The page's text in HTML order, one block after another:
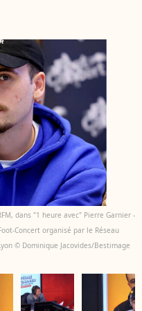
dans "1 heure avec" Pierre Garnier -
Concert organisé par le Réseau
© Dominique Jacovides/Bestimage